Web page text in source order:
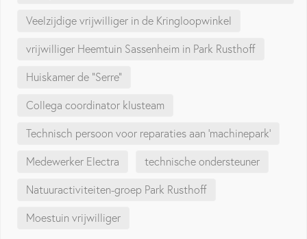
Veelzijdige vrijwilliger in de Kringloopwinkel
vrijwilliger Heemtuin Sassenheim in Park Rusthoff
Huiskamer de "Serre"
Collega coordinator klusteam
Technisch persoon voor reparaties aan 'machinepark'
Medewerker Electra technische ondersteuner
Natuuractiviteiten-groep Park Rusthoff
Moestuin vrijwilliger